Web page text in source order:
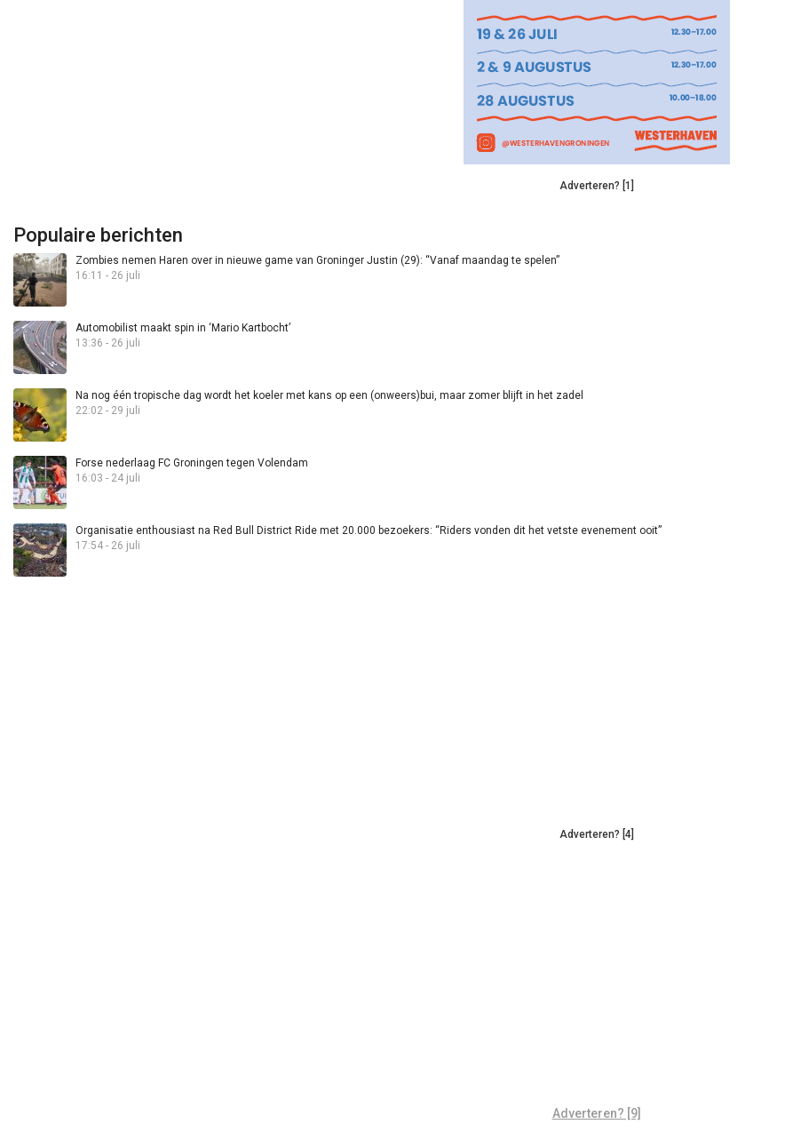
Adverteren? [1]
Populaire berichten
Zombies nemen Haren over in nieuwe game van Groninger Justin (29): “Vanaf maandag te spelen”
16:11 - 26 juli
Automobilist maakt spin in ‘Mario Kartbocht’
13:36 - 26 juli
Na nog één tropische dag wordt het koeler met kans op een (onweers)bui, maar zomer blijft in het zadel
22:02 - 29 juli
Forse nederlaag FC Groningen tegen Volendam
16:03 - 24 juli
Organisatie enthousiast na Red Bull District Ride met 20.000 bezoekers: “Riders vonden dit het vetste evenement ooit”
17:54 - 26 juli
Adverteren? [4]
Adverteren? [9]